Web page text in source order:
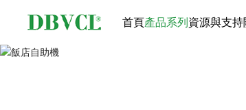
首頁產品系列 資源與支持